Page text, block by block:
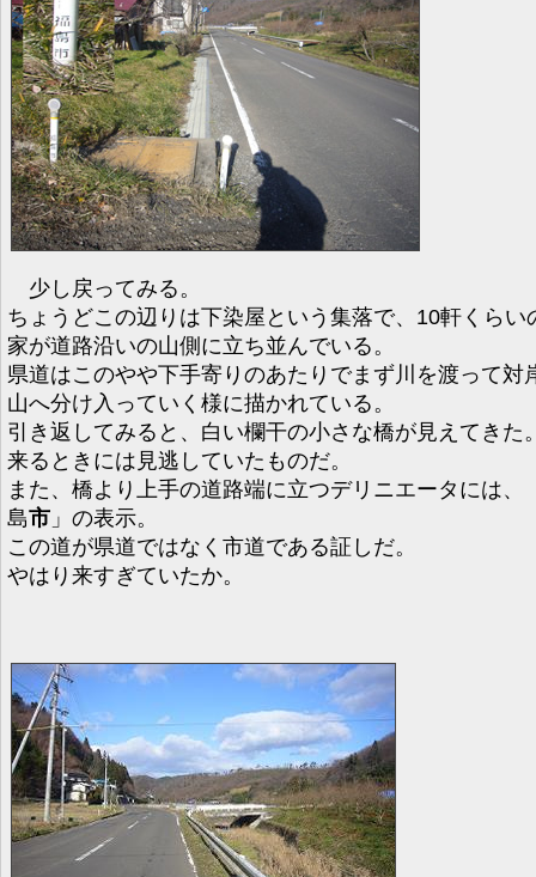
少し戻ってみる。
ちょうどこの辺りは下染屋という集落で、10軒くらい
家が道路沿いの山側に立ち並んでいる。
県道はこのやや下手寄りのあたりでまず川を渡って対
山へ分け入っていく様に描かれている。
引き返してみると、白い欄干の小さな橋が見えてきた
来るときには見逃していたものだ。
また、橋より上手の道路端に立つデリニエータには、
島市 」の表示。
この道が県道ではなく市道である証しだ。
やはり来すぎていたか。